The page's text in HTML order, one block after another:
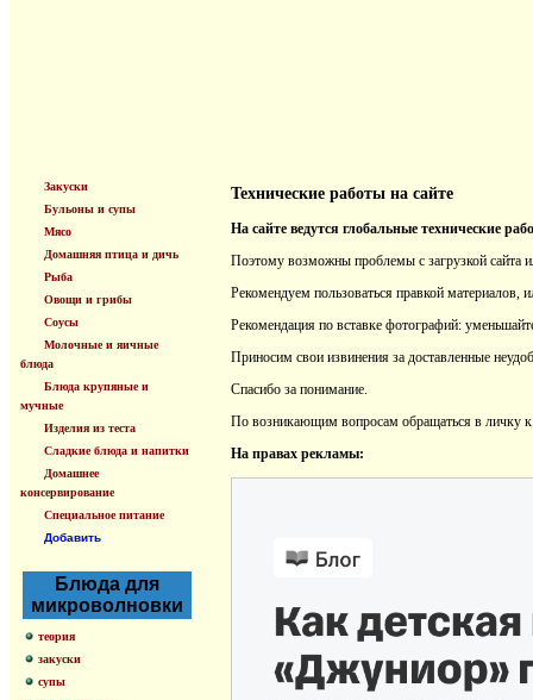
Закуски
Бульоны и супы
Мясо
Домашняя птица и дичь
Рыба
Овощи и грибы
Соусы
Молочные и яичные
блюда
Блюда крупяные и
мучные
Изделия из теста
Сладкие блюда и напитки
Домашнее
консервирование
Специальное питание
Добавить
Блюда для
микроволновки
теория
закуски
супы
Технические работы на сайте
На сайте ведутся глобальные технические
Поэтому возможны проблемы с загрузкой сайта
Рекомендуем пользоваться правкой материалов,
Рекомендация по вставке фотографий:
Приносим свои извинения за доставленные
Спасибо за понимание.
По возникающим вопросам обращаться в личку
На правах рекламы: